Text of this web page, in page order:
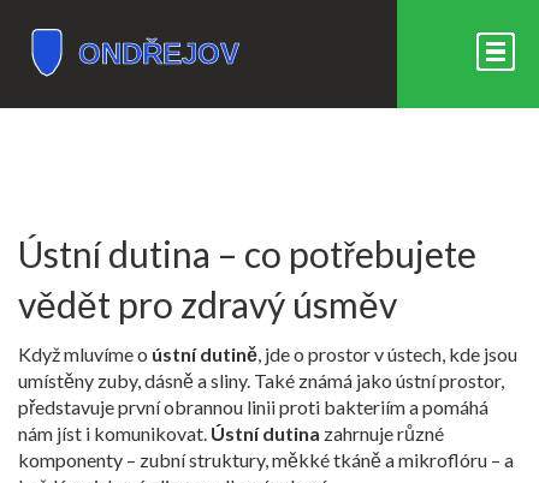
Ústní dutina – co potřebujete
vědět pro zdravý úsměv
Když mluvíme o ústní dutině, jde o prostor v ústech, kde jsou
umístěny zuby, dásně a sliny. Také známá jako ústní prostor,
představuje první obrannou linii proti bakteriím a pomáhá
nám jíst i komunikovat. Ústní dutina zahrnuje různé
komponenty – zubní struktury, měkké tkáně a mikroflóru – a